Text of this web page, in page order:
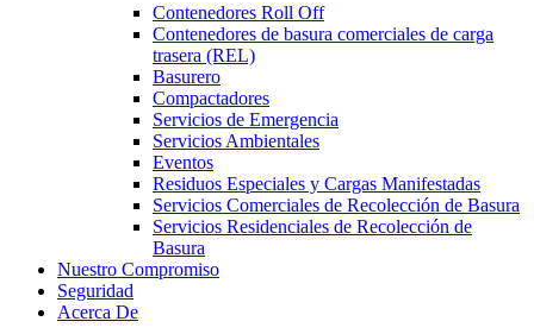
Contenedores Roll Off
Contenedores de basura comerciales de carga
trasera (REL)
Basurero
Compactadores
Servicios de Emergencia
Servicios Ambientales
Eventos
Residuos Especiales y Cargas Manifestadas
Servicios Comerciales de Recolección de Basura
Servicios Residenciales de Recolección de
Basura
Nuestro Compromiso
Seguridad
Acerca De